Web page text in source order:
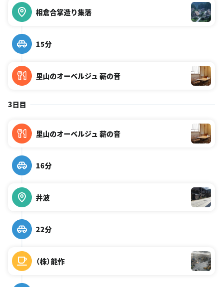
相倉合掌造り集落
15分
里山のオーベルジュ 薪の音
3日目
里山のオーベルジュ 薪の音
16分
井波
22分
（株）能作